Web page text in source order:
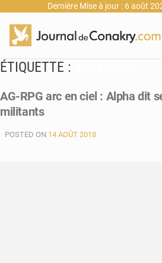
Dernière Mise à jour : 6 août
ÉTIQUETTE :
AG-RPG arc en ciel : Alpha dit
militants
POSTED ON 14 AOÛT 2018